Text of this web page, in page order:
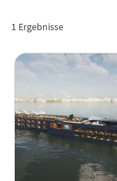
1 Ergebnisse